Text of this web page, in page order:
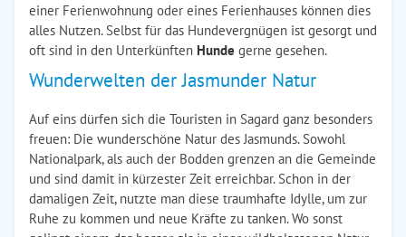
einer Ferienwohnung oder eines Ferienhauses können dies
alles Nutzen. Selbst für das Hundevergnügen ist gesorgt und
oft sind in den Unterkünften Hunde gerne gesehen.
Wunderwelten der Jasmunder Natur
Auf eins dürfen sich die Touristen in Sagard ganz besonders
freuen: Die wunderschöne Natur des Jasmunds. Sowohl
Nationalpark, als auch der Bodden grenzen an die Gemeinde
und sind damit in kürzester Zeit erreichbar. Schon in der
damaligen Zeit, nutzte man diese traumhafte Idylle, um zur
Ruhe zu kommen und neue Kräfte zu tanken. Wo sonst